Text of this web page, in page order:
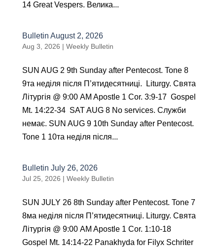
14 Great Vespers. Велика...
Bulletin August 2, 2026
Aug 3, 2026 | Weekly Bulletin
SUN AUG 2 9th Sunday after Pentecost. Tone 8
9тa неділя після П’ятидесятниці. Liturgy. Святa
Літургія @ 9:00 AM Apostle 1 Cor. 3:9-17 Gospel
Mt. 14:22-34 SAT AUG 8 No services. Служби
немає. SUN AUG 9 10th Sunday after Pentecost.
Tone 1 10тa неділя після...
Bulletin July 26, 2026
Jul 25, 2026 | Weekly Bulletin
SUN JULY 26 8th Sunday after Pentecost. Tone 7
8ма неділя після П’ятидесятниці. Liturgy. Святa
Літургія @ 9:00 AM Apostle 1 Cor. 1:10-18
Gospel Mt. 14:14-22 Panakhyda for Filyx Schriter